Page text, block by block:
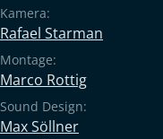
Kamera:
Rafael Starman
Montage:
Marco Rottig
Sound Design:
Max Söllner